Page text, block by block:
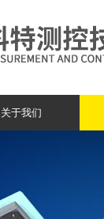
关于我们